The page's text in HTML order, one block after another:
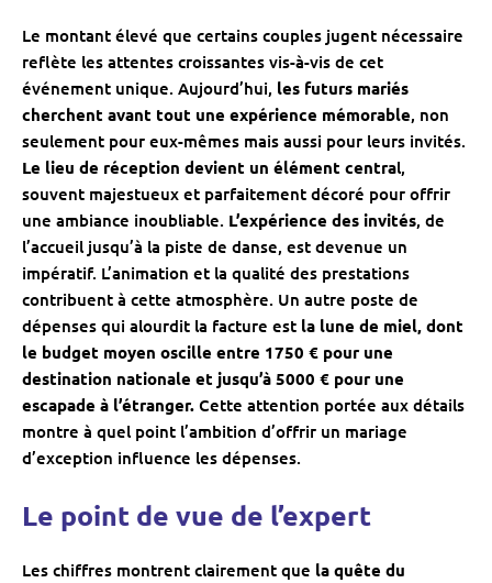
Le montant élevé que certains couples jugent nécessaire
reflète les attentes croissantes vis-à-vis de cet
événement unique. Aujourd’hui, les futurs mariés
cherchent avant tout une expérience mémorable, non
seulement pour eux-mêmes mais aussi pour leurs invités.
Le lieu de réception devient un élément central,
souvent majestueux et parfaitement décoré pour offrir
une ambiance inoubliable. L’expérience des invités, de
l’accueil jusqu’à la piste de danse, est devenue un
impératif. L’animation et la qualité des prestations
contribuent à cette atmosphère. Un autre poste de
dépenses qui alourdit la facture est la lune de miel, dont
le budget moyen oscille entre 1750 € pour une
destination nationale et jusqu’à 5000 € pour une
escapade à l’étranger. Cette attention portée aux détails
montre à quel point l’ambition d’offrir un mariage
d’exception influence les dépenses.
Le point de vue de l’expert
Les chiffres montrent clairement que la quête du